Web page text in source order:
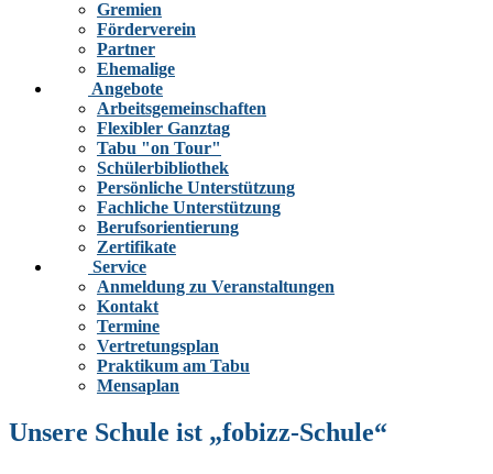
Gremien
Förderverein
Partner
Ehemalige
Angebote
Arbeitsgemeinschaften
Flexibler Ganztag
Tabu "on Tour"
Schülerbibliothek
Persönliche Unterstützung
Fachliche Unterstützung
Berufsorientierung
Zertifikate
Service
Anmeldung zu Veranstaltungen
Kontakt
Termine
Vertretungsplan
Praktikum am Tabu
Mensaplan
Unsere Schule ist „fobizz-Schule“